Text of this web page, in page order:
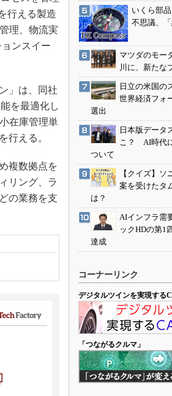
行える製造
理、物流実
ンスイー
」は、同社
を最適化し
在庫管理単
行える。
複数拠点を
リング、ラ
の業務を支
いくら部
不思議、
マツダのモー
川に、新たな
日立の米国の
世界経済フォ
選出
日本版データ
こ？ AI時代
ついて
【クイズ】
案を受けたタ
は？
AIインフラ需
ックHDの第1
達成
コーナーリンク
デジタルツインを実現する
「つながるクルマ」